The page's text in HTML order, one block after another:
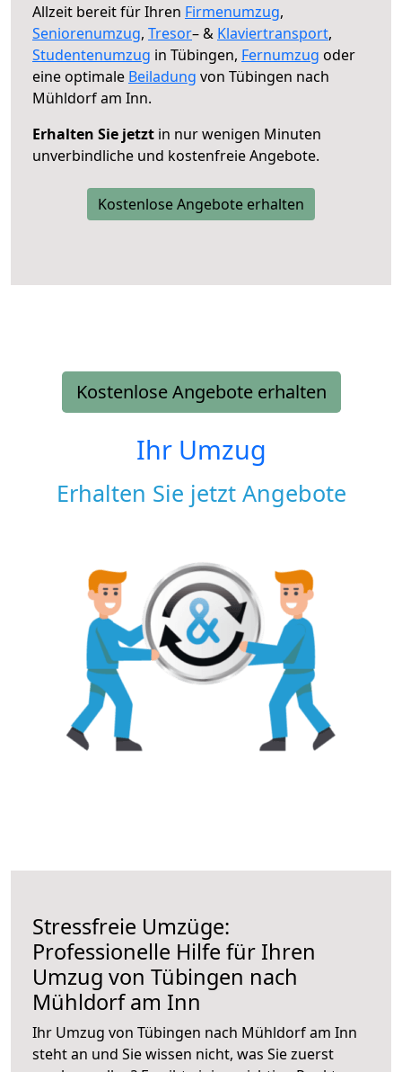
Allzeit bereit für Ihren Firmenumzug,
Seniorenumzug, Tresor– & Klaviertransport,
Studentenumzug in Tübingen, Fernumzug oder
eine optimale Beiladung von Tübingen nach
Mühldorf am Inn.
Erhalten Sie jetzt in nur wenigen Minuten
unverbindliche und kostenfreie Angebote.
Kostenlose Angebote erhalten
Kostenlose Angebote erhalten
Ihr Umzug
Erhalten Sie jetzt Angebote
Stressfreie Umzüge:
Professionelle Hilfe für Ihren
Umzug von Tübingen nach
Mühldorf am Inn
Ihr Umzug von Tübingen nach Mühldorf am Inn
steht an und Sie wissen nicht, was Sie zuerst